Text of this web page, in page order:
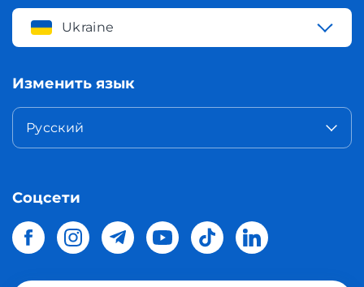
Ukraine
Изменить язык
Русский
Соцсети